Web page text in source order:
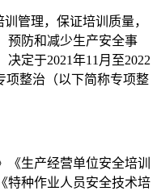
管理，保证培训质量，
预防和减少生产安全事
定于2021年11月至2022
项整治（以下简称专项整
《生产经营单位安全培训
特种作业人员安全技术培